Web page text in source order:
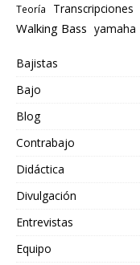
Teoría Transcripciones
Walking Bass yamaha
Bajistas
Bajo
Blog
Contrabajo
Didáctica
Divulgación
Entrevistas
Equipo